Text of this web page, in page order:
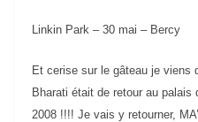
Linkin Park – 30 mai – Bercy
Et cerise sur le gâteau je viens
Bharati était de retour au
2008 !!!! Je vais y retourner,